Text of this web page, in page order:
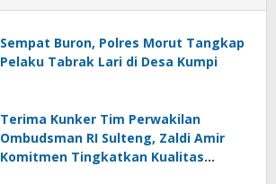
Sempat Buron, Polres Morut Tangkap
Pelaku Tabrak Lari di Desa Kumpi
Terima Kunker Tim Perwakilan
Ombudsman RI Sulteng, Zaldi Amir
Komitmen Tingkatkan Kualitas